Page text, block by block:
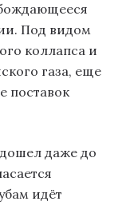
Под видом
коллапса и
газа, еще
поставок
даже до
идёт